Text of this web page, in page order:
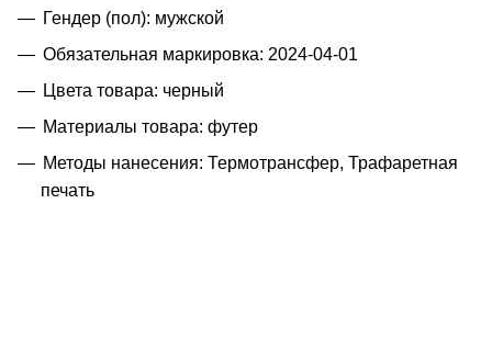
Гендер (пол): мужской
Обязательная маркировка: 2024-04-01
Цвета товара: черный
Материалы товара: футер
Методы нанесения: Термотрансфер, Трафаретная
печать